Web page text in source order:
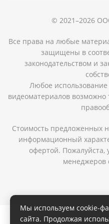
© 2021–2026
Все права на любые
защищены в
законодательством и
Любое использование
видеоматериалов возможно
Стоимость предложенных
информационный
офертой. Пожалуйста,
менеджеров
Мы используем cookie-
сайта. Продолжая